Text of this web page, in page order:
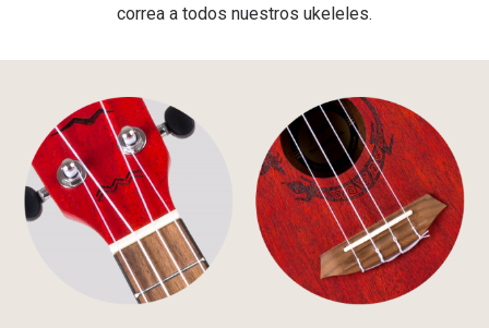
correa a todos nuestros ukeleles.